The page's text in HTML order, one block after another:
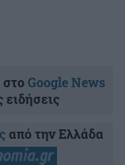
στοGoogle News
ειδήσεις
από την Ελλάδα